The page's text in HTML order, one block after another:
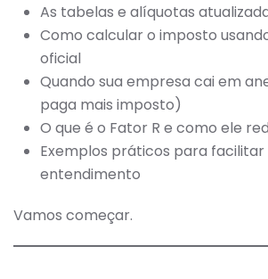
As tabelas e alíquotas
Como calcular o imposto
oficial
Quando sua empresa cai em
paga mais imposto)
O que é o Fator R e como ele
Exemplos práticos para facilitar
entendimento
Vamos começar.